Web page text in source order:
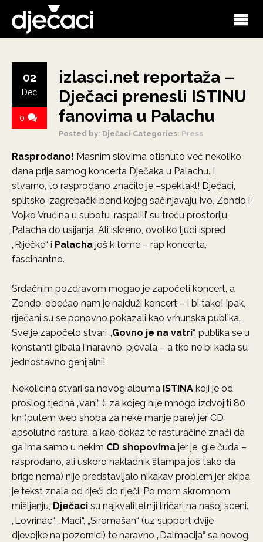
izlasci.net reportaža –
Dječaci prenesli ISTINU
fanovima u Palachu
Posted by: Dječaci Categories: Press
02
Dec
0
Rasprodano! Masnim slovima otisnuto već nekoliko
dana prije samog koncerta Dječaka u Palachu. I
stvarno, to rasprodano značilo je –spektakl! Dječaci,
splitsko-zagrebački bend kojeg sačinjavaju Ivo, Zondo i
Vojko Vrućina u subotu ‘raspalili’ su treću prostoriju
Palacha do usijanja. Ali iskreno, ovoliko ljudi ispred
„Riječke“ i Palacha još k tome – rap koncerta,
fascinantno.
Srdačnim pozdravom mogao je započeti koncert, a
Zondo, obećao nam je najduži koncert – i bi tako! Ipak,
riječani su se ponovno pokazali kao vrhunska publika.
Sve je započelo stvari „Govno je na vatri“, publika se u
konstanti gibala i naravno, pjevala – a tko ne bi kada su
jednostavno genijalni!
Nekolicina stvari sa novog albuma ISTINA koji je od
prošlog tjedna „vani“ (i za kojeg nije mnogo izdvojiti 80
kn (putem web shopa za neke manje pare) jer CD
apsolutno rastura, a kao dokaz te rasturačine znači da
ga ima samo u nekim CD shopovima jer je, gle čuda –
rasprodano, ali uskoro nakladnik štampa još tako da
brige nema) nije predstavljalo nikakav problem jer ekipa
je tekst znala od riječi do riječi. Po mom skromnom
mišljenju, Dječaci su najkvalitetniji liričari na našoj sceni.
„Lovrinac“, „Maci“, „Siromašan“ (uz support dvije
djevojke na pozornici) te naravno „Dalmacija“ sa novog